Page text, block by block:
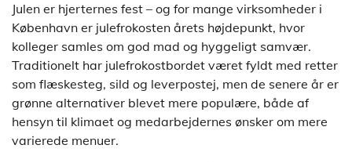
Julen er hjerternes fest – og for mange virksomheder i
København er julefrokosten årets højdepunkt, hvor
kolleger samles om god mad og hyggeligt samvær.
Traditionelt har julefrokostbordet været fyldt med retter
som flæskesteg, sild og leverpostej, men de senere år er
grønne alternativer blevet mere populære, både af
hensyn til klimaet og medarbejdernes ønsker om mere
varierede menuer.